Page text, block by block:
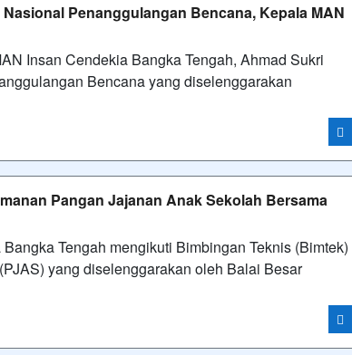
Penanggulangan Bencana, Kepala MAN
Insan Cendekia Bangka Tengah, Ahmad Sukri
Bencana yang diselenggarakan
Pangan Jajanan Anak Sekolah Bersama
Tengah mengikuti Bimbingan Teknis (Bimtek)
yang diselenggarakan oleh Balai Besar